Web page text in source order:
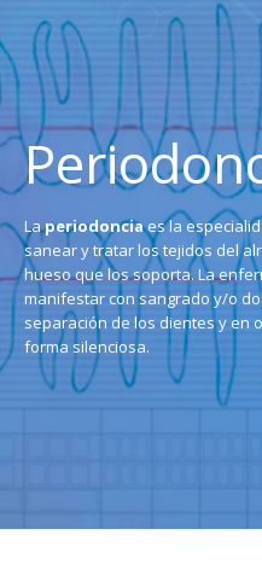
Laperiodonciaes la
sanear y tratar los tejidos del
hueso que los soporta. La
manifestar con sangrado y/o
separación de los dientes y en
forma silenciosa.